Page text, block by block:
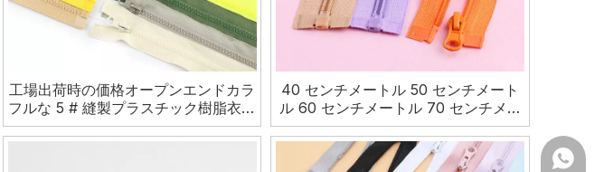
工場出荷時の価格オープンエンドカラ
フルな 5 # 縫製プラスチック樹脂衣類
用ジッパー
40 センチメートル 50 センチメート
ル 60 センチメートル 70 センチメー
トル 80 センチメートル #5 カラフル
な縫製オープンエンドロングプラスチ
ックナイロンジャケット用ジッパー
+86